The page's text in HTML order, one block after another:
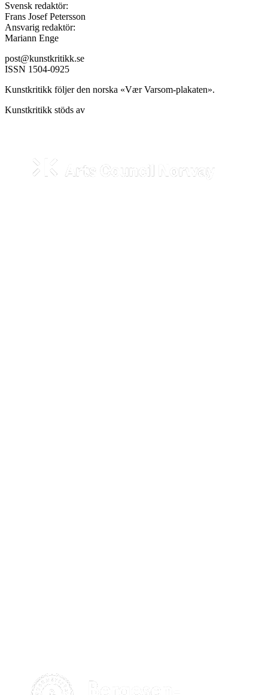
Svensk redaktör:
Frans Josef Petersson
Ansvarig redaktör:
Mariann Enge
post@kunstkritikk.se
ISSN 1504-0925
Kunstkritikk följer den norska «Vær Varsom-plakaten».
Kunstkritikk stöds av